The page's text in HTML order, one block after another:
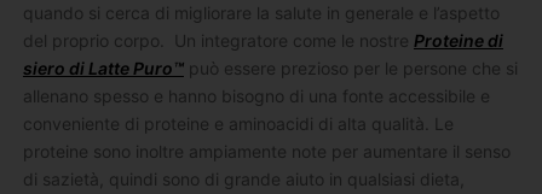
quando si cerca di migliorare la salute in generale e l’aspetto
del proprio corpo. Un integratore come le nostre Proteine di
siero di Latte Puro™può essere prezioso per le persone che si
allenano spesso e hanno bisogno di una fonte accessibile e
conveniente di proteine ​​e aminoacidi di alta qualità. Le
proteine sono inoltre ampiamente note per aumentare il senso
di sazietà, quindi sono di grande aiuto in qualsiasi dieta,